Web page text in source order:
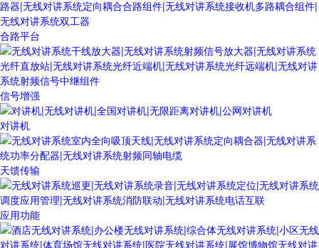
合路平台
信号增强
对讲机
天馈传输
应用功能